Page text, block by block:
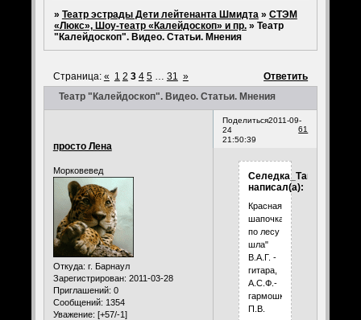
» Театр эстрады Дети лейтенанта Шмидта » СТЭМ
«Люкс», Шоу-театр «Калейдоскоп» и пр. » Театр
"Калейдоскоп". Видео. Статьи. Мнения
Театр "Калейдоскоп". Видео. Статьи. Мнения
Страница: « 1 2 3 4 5 … 31 » Ответить
Поделиться
61
2011-09-
24
21:50:39
просто Лена
Морковевед
Откуда: г. Барнаул
Зарегистрирован: 2011-03-28
Приглашений: 0
Сообщений: 1354
Уважение: [+57/-1]
Селедка_Таня
написал(а):
Красная
шапочка
по лесу
шла"
В.А.Г. -
гитара,
А.С.Ф.-
гармошка,
П.В.